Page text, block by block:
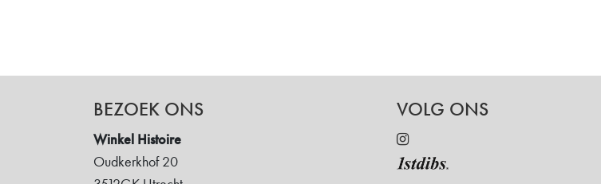
BEZOEK ONS
Winkel Histoire
Oudkerkhof 20
VOLG ONS